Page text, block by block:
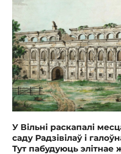
У Вільні раскапалі
саду Радзівілаў і
Тут пабудуюць элітнае